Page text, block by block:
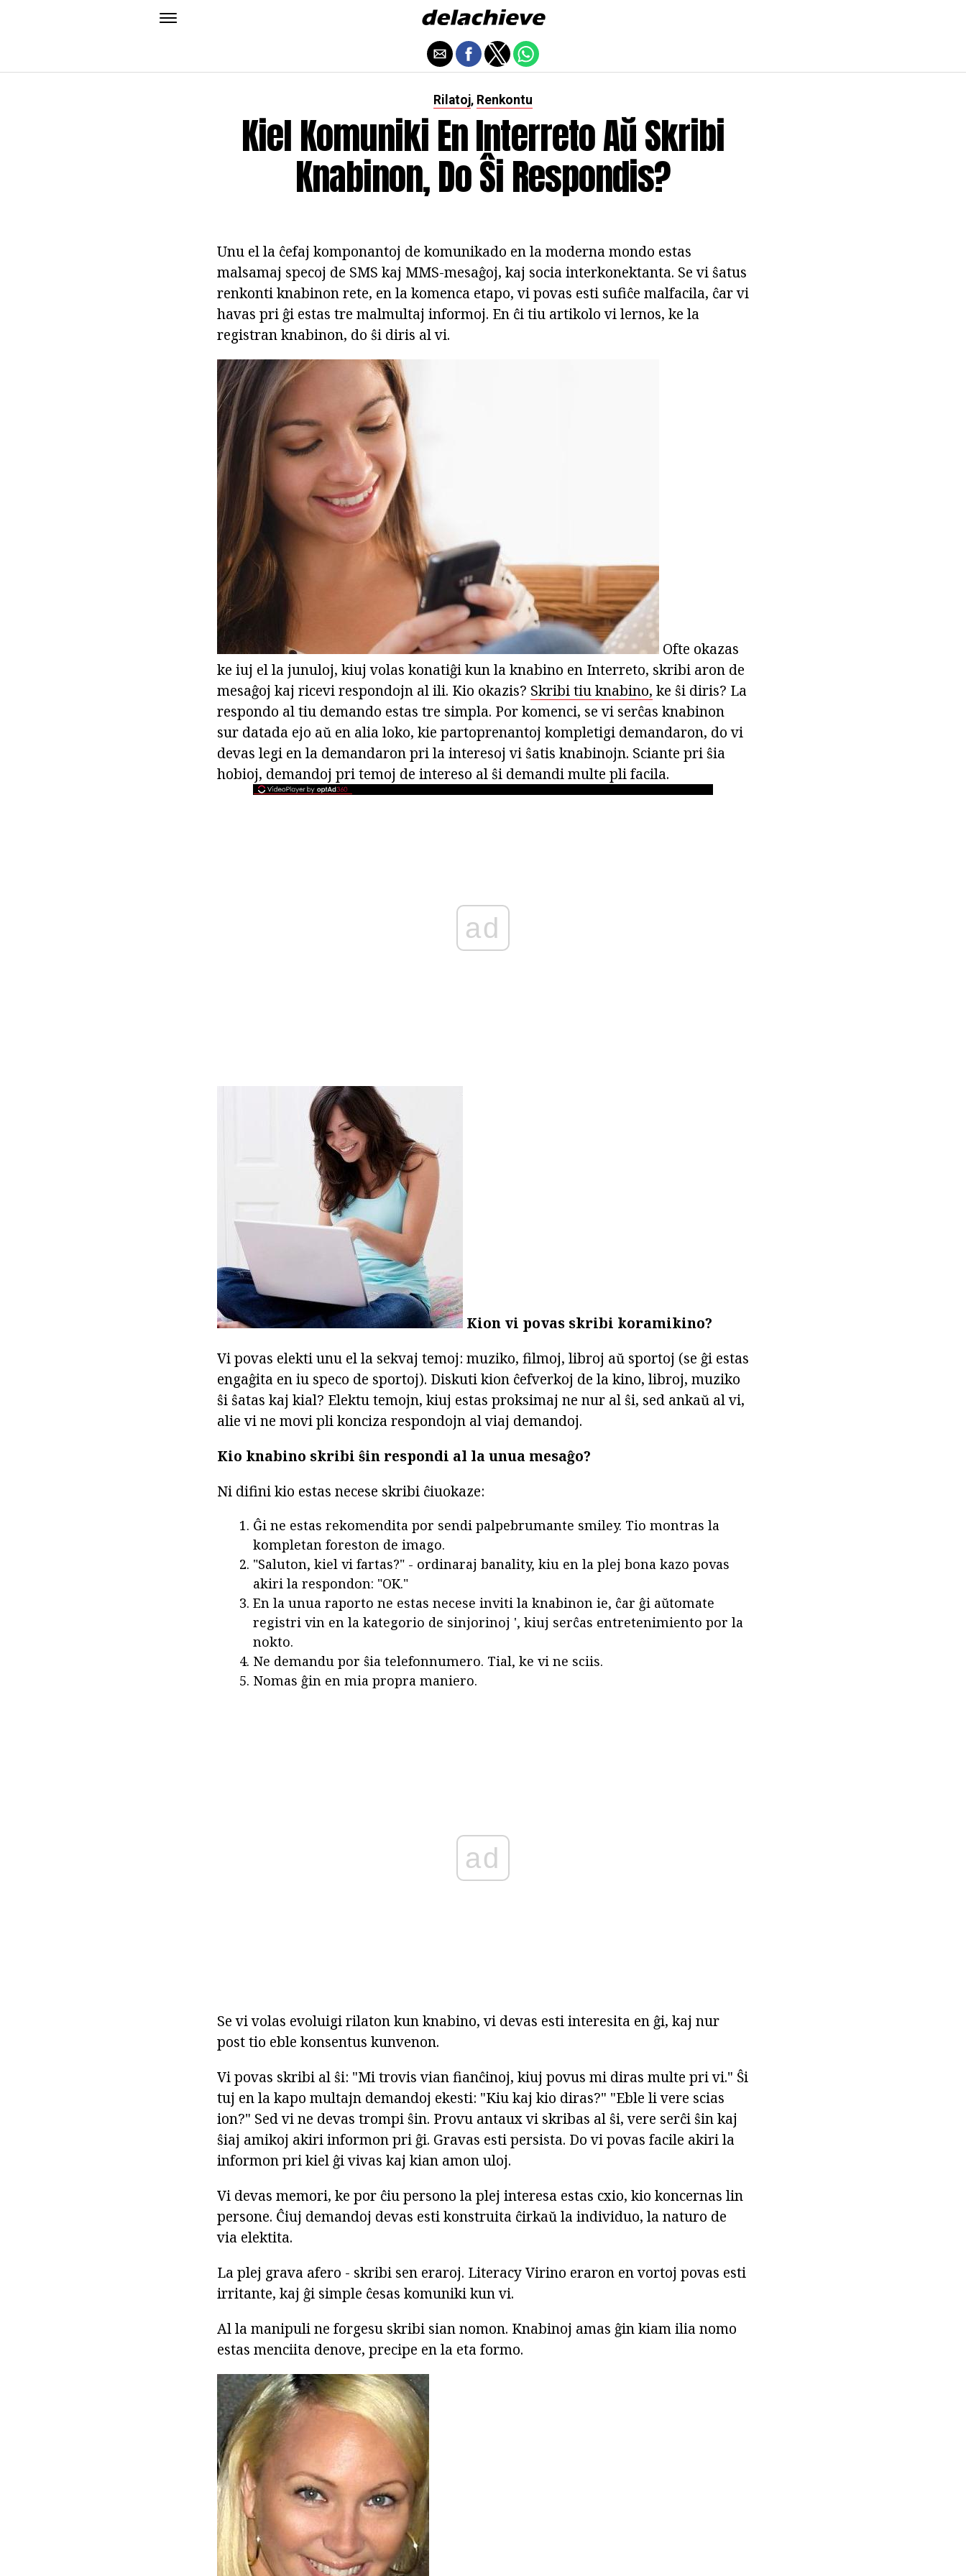
Rilatoj, Renkontu
Kiel Komuniki En Interreto Aŭ Skribi
Knabinon, Do Ŝi Respondis?
Unu el la ĉefaj komponantoj de komunikado en la moderna mondo estas
malsamaj specoj de SMS kaj MMS-mesaĝoj, kaj socia interkonektanta. Se vi ŝatus
renkonti knabinon rete, en la komenca etapo, vi povas esti sufiĉe malfacila, ĉar vi
havas pri ĝi estas tre malmultaj informoj. En ĉi tiu artikolo vi lernos, ke la
registran knabinon, do ŝi diris al vi.
Ofte okazas
ke iuj el la junuloj, kiuj volas konatiĝi kun la knabino en Interreto, skribi aron de
mesaĝoj kaj ricevi respondojn al ili. Kio okazis? Skribi tiu knabino, ke ŝi diris? La
respondo al tiu demando estas tre simpla. Por komenci, se vi serĉas knabinon
sur datada ejo aŭ en alia loko, kie partoprenantoj kompletigi demandaron, do vi
devas legi en la demandaron pri la interesoj vi ŝatis knabinojn. Sciante pri ŝia
hobioj, demandoj pri temoj de intereso al ŝi demandi multe pli facila.
ad
Kion vi povas skribi koramikino?
Vi povas elekti unu el la sekvaj temoj: muziko, filmoj, libroj aŭ sportoj (se ĝi estas
engaĝita en iu speco de sportoj). Diskuti kion ĉefverkoj de la kino, libroj, muziko
ŝi ŝatas kaj kial? Elektu temojn, kiuj estas proksimaj ne nur al ŝi, sed ankaŭ al vi,
alie vi ne movi pli konciza respondojn al viaj demandoj.
Kio knabino skribi ŝin respondi al la unua mesaĝo?
Ni difini kio estas necese skribi ĉiuokaze:
Ĝi ne estas rekomendita por sendi palpebrumante smiley. Tio montras la
kompletan foreston de imago.
"Saluton, kiel vi fartas?" - ordinaraj banality, kiu en la plej bona kazo povas
akiri la respondon: "OK."
En la unua raporto ne estas necese inviti la knabinon ie, ĉar ĝi aŭtomate
registri vin en la kategorio de sinjorinoj ', kiuj serĉas entretenimiento por la
nokto.
Ne demandu por ŝia telefonnumero. Tial, ke vi ne sciis.
Nomas ĝin en mia propra maniero.
ad
Se vi volas evoluigi rilaton kun knabino, vi devas esti interesita en ĝi, kaj nur
post tio eble konsentus kunvenon.
Vi povas skribi al ŝi: "Mi trovis vian fianĉinoj, kiuj povus mi diras multe pri vi." Ŝi
tuj en la kapo multajn demandoj ekesti: "Kiu kaj kio diras?" "Eble li vere scias
ion?" Sed vi ne devas trompi ŝin. Provu antaux vi skribas al ŝi, vere serĉi ŝin kaj
ŝiaj amikoj akiri informon pri ĝi. Gravas esti persista. Do vi povas facile akiri la
informon pri kiel ĝi vivas kaj kian amon uloj.
Vi devas memori, ke por ĉiu persono la plej interesa estas cxio, kio koncernas lin
persone. Ĉiuj demandoj devas esti konstruita ĉirkaŭ la individuo, la naturo de
via elektita.
La plej grava afero - skribi sen eraroj. Literacy Virino eraron en vortoj povas esti
irritante, kaj ĝi simple ĉesas komuniki kun vi.
Al la manipuli ne forgesu skribi sian nomon. Knabinoj amas ĝin kiam ilia nomo
estas menciita denove, precipe en la eta formo.